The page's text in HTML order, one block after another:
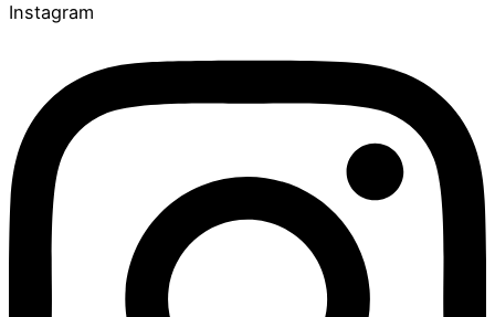
Instagram